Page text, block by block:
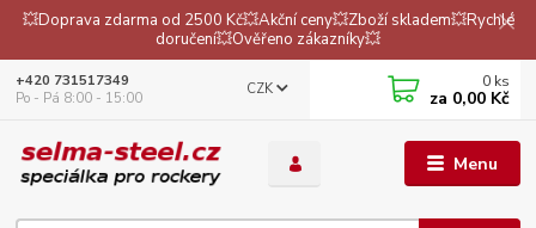
💥Doprava zdarma od 2500 Kč💥Akční ceny💥Zboží skladem💥Rychlé
doručení💥Ověřeno zákazníky💥
Menu
CZK
+420 731517349
Po - Pá 8:00 - 15:00
0 ks
za 0,00 Kč